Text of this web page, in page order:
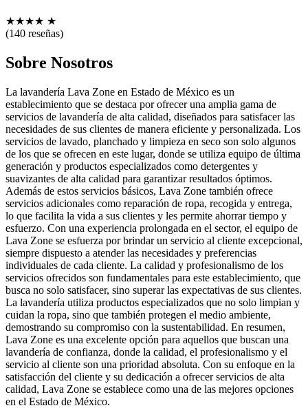
★★★★ ★
(140 reseñas)
Sobre Nosotros
La lavandería Lava Zone en Estado de México es un
establecimiento que se destaca por ofrecer una amplia gama de
servicios de lavandería de alta calidad, diseñados para satisfacer las
necesidades de sus clientes de manera eficiente y personalizada. Los
servicios de lavado, planchado y limpieza en seco son solo algunos
de los que se ofrecen en este lugar, donde se utiliza equipo de última
generación y productos especializados como detergentes y
suavizantes de alta calidad para garantizar resultados óptimos.
Además de estos servicios básicos, Lava Zone también ofrece
servicios adicionales como reparación de ropa, recogida y entrega,
lo que facilita la vida a sus clientes y les permite ahorrar tiempo y
esfuerzo. Con una experiencia prolongada en el sector, el equipo de
Lava Zone se esfuerza por brindar un servicio al cliente excepcional,
siempre dispuesto a atender las necesidades y preferencias
individuales de cada cliente. La calidad y profesionalismo de los
servicios ofrecidos son fundamentales para este establecimiento, que
busca no solo satisfacer, sino superar las expectativas de sus clientes.
La lavandería utiliza productos especializados que no solo limpian y
cuidan la ropa, sino que también protegen el medio ambiente,
demostrando su compromiso con la sustentabilidad. En resumen,
Lava Zone es una excelente opción para aquellos que buscan una
lavandería de confianza, donde la calidad, el profesionalismo y el
servicio al cliente son una prioridad absoluta. Con su enfoque en la
satisfacción del cliente y su dedicación a ofrecer servicios de alta
calidad, Lava Zone se establece como una de las mejores opciones
en el Estado de México.